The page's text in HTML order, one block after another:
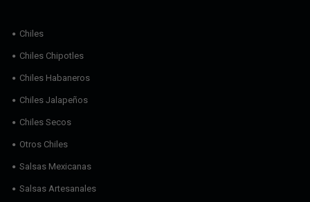
Chiles
Chiles Chipotles
Chiles Habaneros
Chiles Jalapeños
Chiles Secos
Otros Chiles
Salsas Mexicanas
Salsas Artesanales